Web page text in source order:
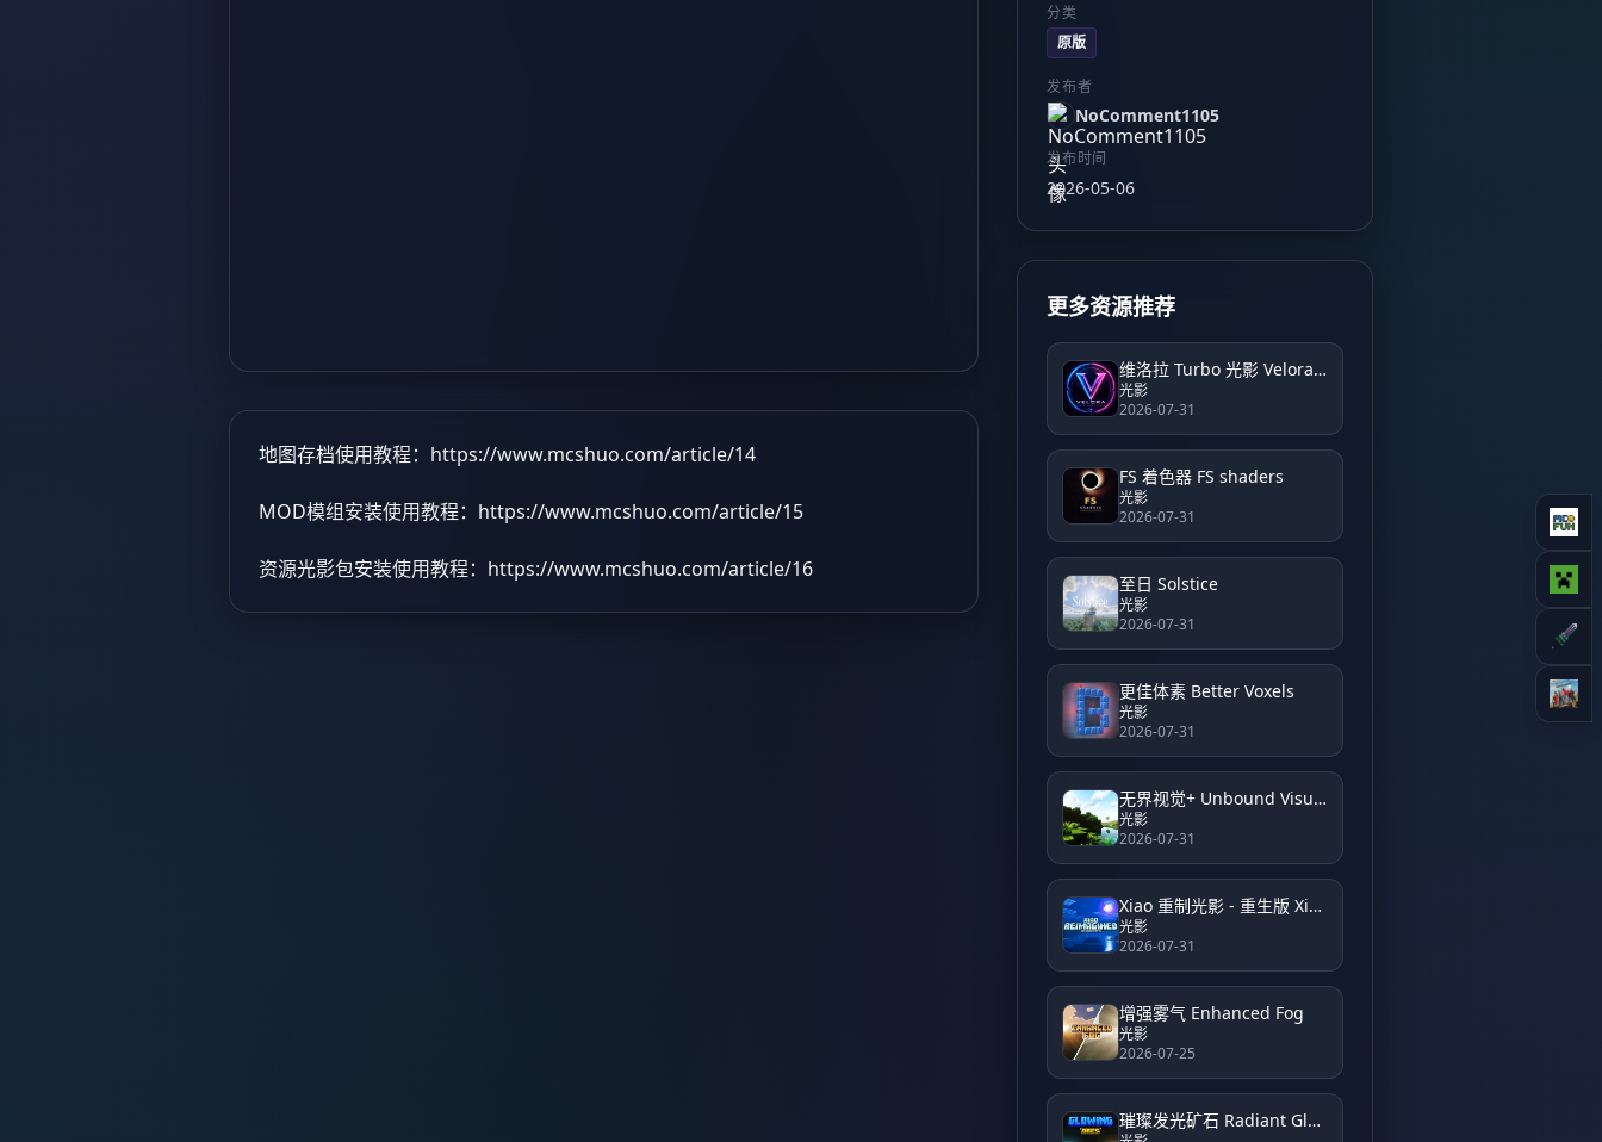
地图存档使用教程： https://www.mcshuo.com/article/14
MOD模组安装使用教程： https://www.mcshuo.com/article/15
资源光影包安装使用教程： https://www.mcshuo.com/article/16
分类
原版
发布者
NoComment1105
发布时间
2026-05-06
更多资源推荐
维洛拉 Turbo 光影 Velora shader turbo
光影
2026-07-31
FS 着色器 FS shaders
光影
2026-07-31
至日 Solstice
光影
2026-07-31
更佳体素 Better Voxels
光影
2026-07-31
无界视觉+ Unbound Visual +
光影
2026-07-31
Xiao 重制光影 - 重生版 Xiao Reimagined Shader - Reborn
光影
2026-07-31
增强雾气 Enhanced Fog
光影
2026-07-25
璀璨发光矿石 Radiant Glowing Ores